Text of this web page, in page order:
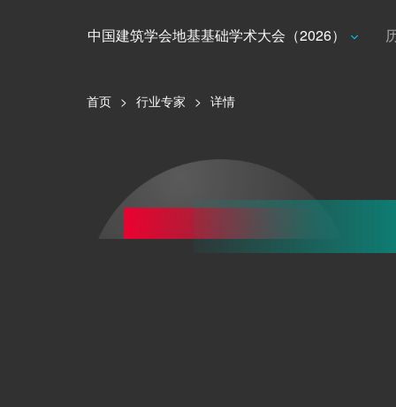
中国建筑学会地基基础学术大会（2026）
首页 > 行业专家 > 详情